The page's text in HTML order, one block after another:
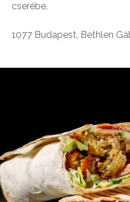
cserébe.
1077 Budapest, Bethlen